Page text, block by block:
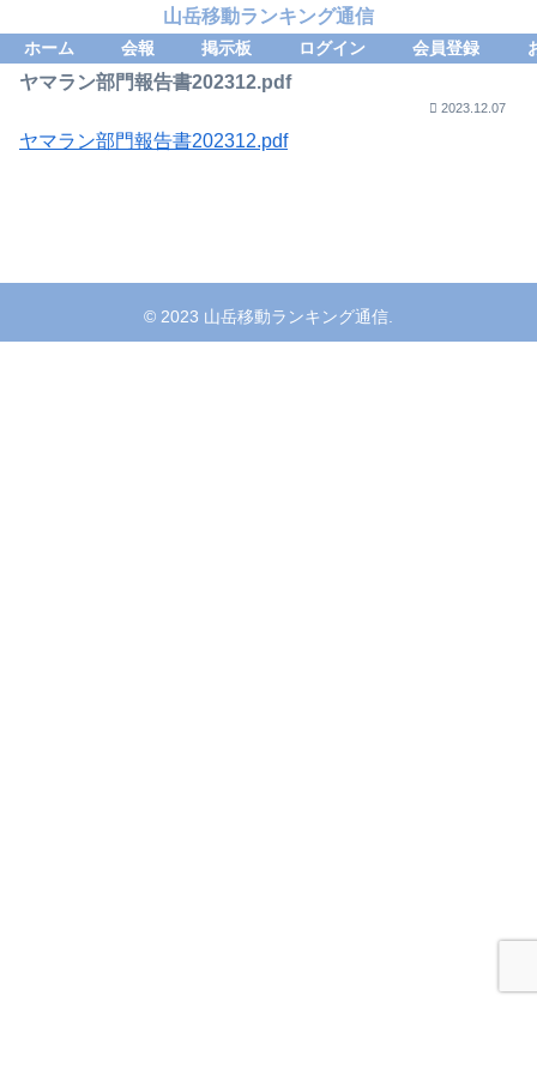
山岳移動ランキング通信
ホーム 会報 掲示板 ログイン 会員登録
ヤマラン部門報告書202312.pdf
2023.12.07
ヤマラン部門報告書202312.pdf
© 2023 山岳移動ランキング通信.